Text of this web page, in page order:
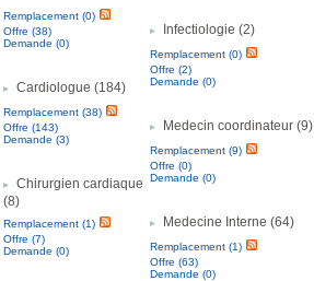
Remplacement (0)
Offre (38)
Demande (0)
Cardiologue (184)
Remplacement (38)
Offre (143)
Demande (3)
Chirurgien cardiaque
(8)
Remplacement (1)
Offre (7)
Demande (0)
Infectiologie (2)
Remplacement (0)
Offre (2)
Demande (0)
Medecin coordinateur (9)
Remplacement (9)
Offre (0)
Demande (0)
Medecine Interne (64)
Remplacement (1)
Offre (63)
Demande (0)